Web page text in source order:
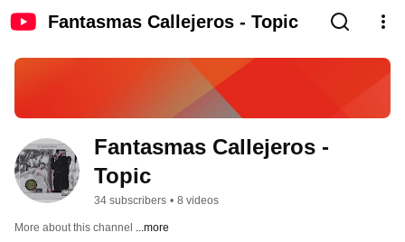
Fantasmas Callejeros - Topic
Fantasmas Callejeros -
Topic
34 subscribers • 8 videos
More about this channel ...more